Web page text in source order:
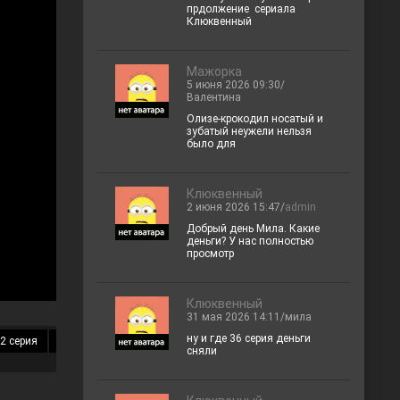
серия 14 серия 15 серия 16 серия
прдолжение сериала
Клюквенный
Мажорка
5 июня 2026 09:30/
Валентина
Олизе-крокодил носатый и
зубатый неужели нельзя
было для
Клюквенный
2 июня 2026 15:47/admin
Добрый день Мила. Какие
деньги? У нас полностью
просмотр
Клюквенный
31 мая 2026 14:11/мила
ну и где 36 серия деньги
сняли